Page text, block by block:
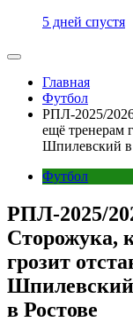
5 дней спустя
Главная
Футбол
РПЛ-2025/
ещё тренерам
Шпилевский
Футбол
РПЛ-2025/
Сторожука,
грозит
в Ростове